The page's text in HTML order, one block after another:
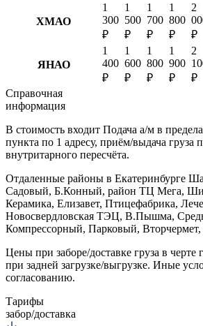
ХМАО
1
300
₽
1
500
₽
1
700
₽
1
800
₽
2
₽
ЯНАО
1
400
₽
1
600
₽
1
800
₽
1
900
₽
2
₽
Справочная
информация
В стоимость входит Подача а/м в
пункта по 1 адресу, приём/выдача груза
внутритарного пересчёта.
Отдаленные районы в Екатеринбурге
Садовый, Б.Конный, район ТЦ Мега,
Керамика, Елизавет, Птицефабрика,
Новосвердловская ТЭЦ, В.Пышма,
Компрессорный, Парковый, Вторчермет,
Цены при заборе/доставке груза в черте
при задней загрузке/выгрузке. Иные
согласованию.
Тарифы
забор/доставка